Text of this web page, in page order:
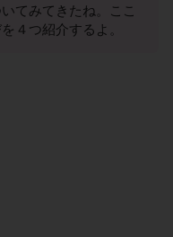
てみてきたね。ここ
４つ紹介するよ。